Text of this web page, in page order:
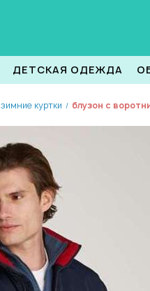
ДЕТСКАЯ ОДЕЖДА
зимние куртки / блузон с